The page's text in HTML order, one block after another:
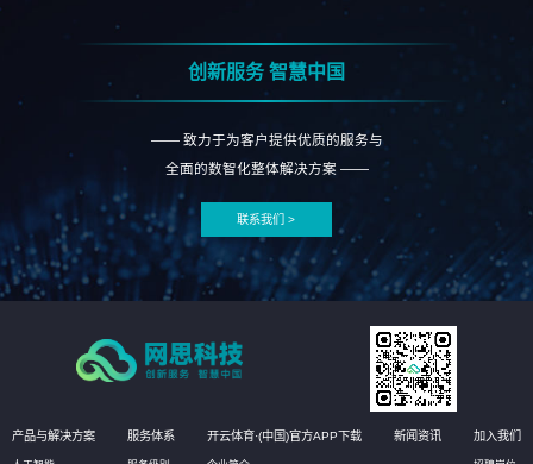
创新服务 智慧中国
—— 致力于为客户提供优质的服务与
全面的数智化整体解决方案 ——
联系我们 >
产品与解决方案 服务体系 开云体育·(中国)官方APP下载 新闻资讯 加入我们